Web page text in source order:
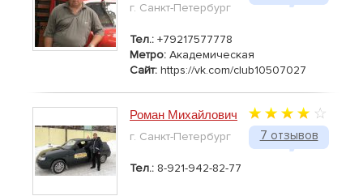
г. Санкт-Петербург
Тел.: +79217577778
Метро: Академическая
Сайт: https://vk.com/club10507027
7 отзывов
Роман Михайлович
г. Санкт-Петербург
Тел.: 8-921-942-82-77